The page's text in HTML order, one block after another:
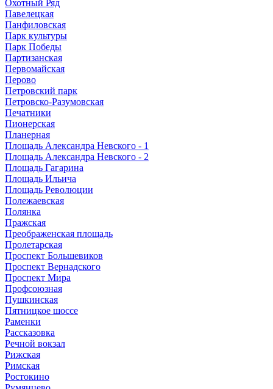
Охотный Ряд
Павелецкая
Панфиловская
Парк культуры
Парк Победы
Партизанская
Первомайская
Перово
Петровский парк
Петровско-Разумовская
Печатники
Пионерская
Планерная
Площадь Александра Невского - 1
Площадь Александра Невского - 2
Площадь Гагарина
Площадь Ильича
Площадь Революции
Полежаевская
Полянка
Пражская
Преображенская площадь
Пролетарская
Проспект Большевиков
Проспект Вернадского
Проспект Мира
Профсоюзная
Пушкинская
Пятницкое шоссе
Раменки
Рассказовка
Речной вокзал
Рижская
Римская
Ростокино